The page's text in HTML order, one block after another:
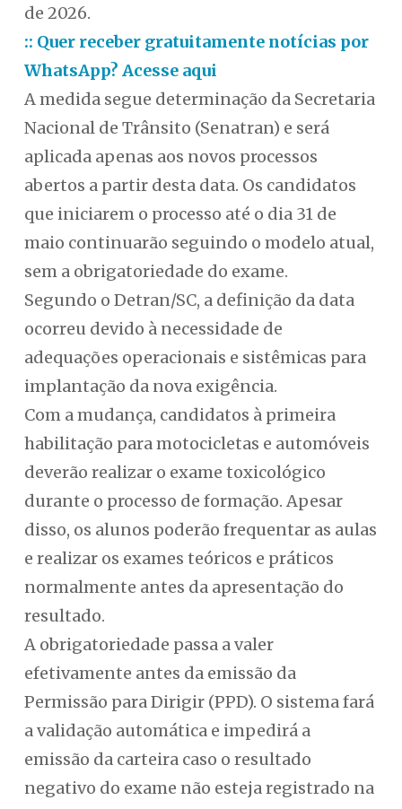
de 2026.
:: Quer receber gratuitamente notícias por
WhatsApp? Acesse aqui
A medida segue determinação da Secretaria
Nacional de Trânsito (Senatran) e será
aplicada apenas aos novos processos
abertos a partir desta data. Os candidatos
que iniciarem o processo até o dia 31 de
maio continuarão seguindo o modelo atual,
sem a obrigatoriedade do exame.
Segundo o Detran/SC, a definição da data
ocorreu devido à necessidade de
adequações operacionais e sistêmicas para
implantação da nova exigência.
Com a mudança, candidatos à primeira
habilitação para motocicletas e automóveis
deverão realizar o exame toxicológico
durante o processo de formação. Apesar
disso, os alunos poderão frequentar as aulas
e realizar os exames teóricos e práticos
normalmente antes da apresentação do
resultado.
A obrigatoriedade passa a valer
efetivamente antes da emissão da
Permissão para Dirigir (PPD). O sistema fará
a validação automática e impedirá a
emissão da carteira caso o resultado
negativo do exame não esteja registrado na